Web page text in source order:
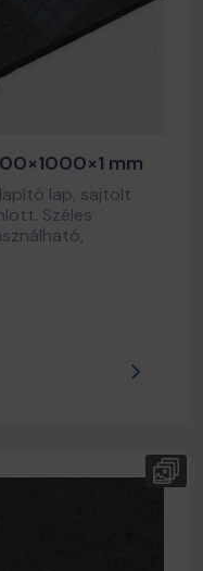
mm
lap, sajtolt
Széles